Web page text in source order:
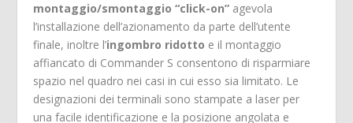
montaggio/smontaggio “click-on” agevola
l’installazione dell’azionamento da parte dell’utente
finale, inoltre l’ingombro ridotto e il montaggio
affiancato di Commander S consentono di risparmiare
spazio nel quadro nei casi in cui esso sia limitato. Le
designazioni dei terminali sono stampate a laser per
una facile identificazione e la posizione angolata e